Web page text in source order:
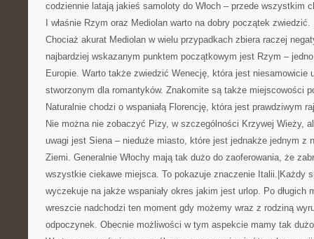
codziennie latają jakieś samoloty do Włoch – przede wszystkim
I właśnie Rzym oraz Mediolan warto na dobry początek zwiedzić.
Chociaż akurat Mediolan w wielu przypadkach zbiera raczej
najbardziej wskazanym punktem początkowym jest Rzym –
Europie. Warto także zwiedzić Wenecję, która jest niesamowicie
stworzonym dla romantyków. Znakomite są także miejscowości
Naturalnie chodzi o wspaniałą Florencję, która jest prawdziwym
Nie można nie zobaczyć Pizy, w szczególności Krzywej Wieży,
uwagi jest Siena – nieduże miasto, które jest jednakże jednym z
Ziemi. Generalnie Włochy mają tak dużo do zaoferowania, że
wszystkie ciekawe miejsca. To pokazuje znaczenie Italii.|Każdy
wyczekuje na jakże wspaniały okres jakim jest urlop. Po długich
wreszcie nadchodzi ten moment gdy możemy wraz z rodziną
odpoczynek. Obecnie możliwości w tym aspekcie mamy tak